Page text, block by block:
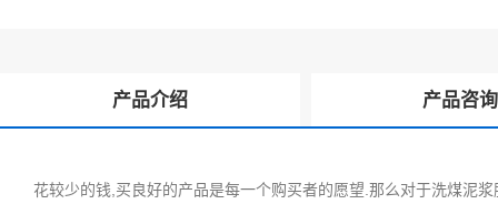
产品介绍 产品咨询
花较少的钱,买良好的产品是每一个购买者的愿望.那么对于洗煤泥